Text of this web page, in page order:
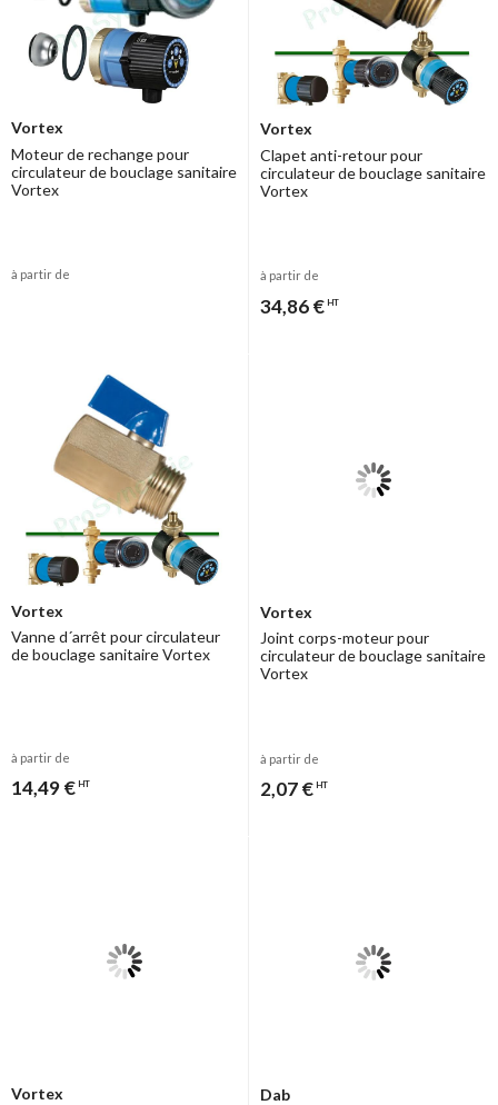
Vortex
Moteur de rechange pour
circulateur de bouclage sanitaire
Vortex
à partir de
Vortex
Clapet anti-retour pour
circulateur de bouclage sanitaire
Vortex
à partir de
34,86 € HT
Vortex
Vanne d´arrêt pour circulateur
de bouclage sanitaire Vortex
à partir de
14,49 € HT
Vortex
Joint corps-moteur pour
circulateur de bouclage sanitaire
Vortex
à partir de
2,07 € HT
Vortex
Dab